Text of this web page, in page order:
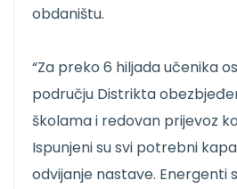
obdaništu.
“Za preko 6 hiljada učenika
području Distrikta
školama i redovan prijevoz
Ispunjeni su svi potrebni
odvijanje nastave. Energenti